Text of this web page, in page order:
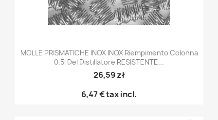
MOLLE PRISMATICHE INOX INOX Riempimento Colonna
0,5l Del Distillatore RESISTENTE...
26,59 zł
6,47 €tax incl.